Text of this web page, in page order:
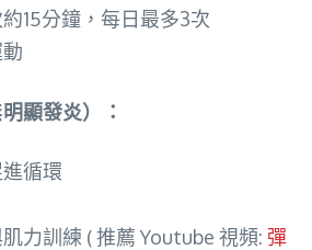
15分鐘，每日最多3次
顯發炎）：
循環
力訓練 ( 推薦 Youtube 視頻: 彈